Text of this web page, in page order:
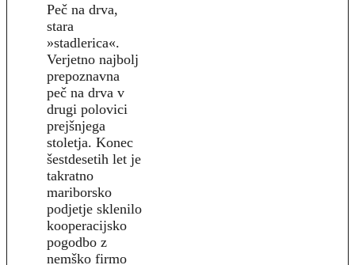
Peč na drva,
stara
»stadlerica«.
Verjetno najbolj
prepoznavna
peč na drva v
drugi polovici
prejšnjega
stoletja. Konec
šestdesetih let je
takratno
mariborsko
podjetje sklenilo
kooperacijsko
pogodbo z
nemško firmo